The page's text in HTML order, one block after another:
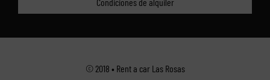
© 2018 • Rent a car Las Rosas